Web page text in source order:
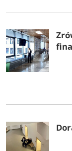
Częstochowa
Politechnika
Uniwersytet Jana
Elbląg